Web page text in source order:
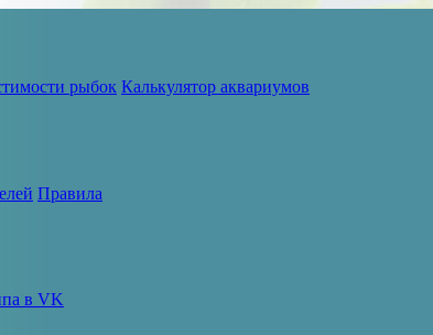
рыбок Калькулятор аквариумов
Правила
в VK